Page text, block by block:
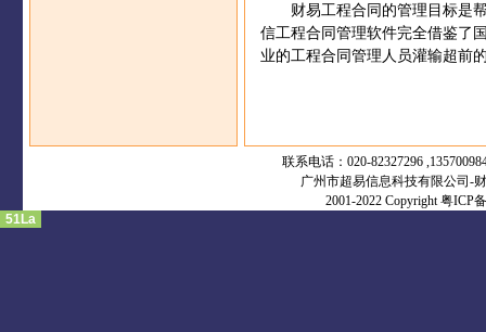
财易工程合同的管理目标是
信工程合同管理软件完全借鉴了
业的工程合同管理人员灌输超前
联系电话：020-82327296
广州市超易信息科技有限公司-
2001-2022 Copyright粤ICP
51La